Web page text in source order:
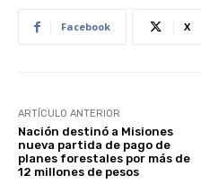
Facebook X
ARTÍCULO ANTERIOR
Nación destinó a Misiones
nueva partida de pago de
planes forestales por más de
12 millones de pesos